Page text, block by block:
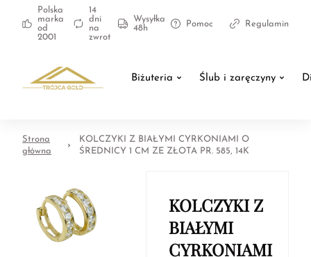
Polska
marka
od
2001
14
dni
na
zwrot
Wysyłka
48h
Pomoc Regulamin
Biżuteria Ślub i zaręczyny
Strona
główna
KOLCZYKI Z BIAŁYMI CYRKONIAMI O
ŚREDNICY 1 CM ZE ZŁOTA PR. 585, 14K
KOLCZYKI Z
BIAŁYMI
CYRKONIAMI